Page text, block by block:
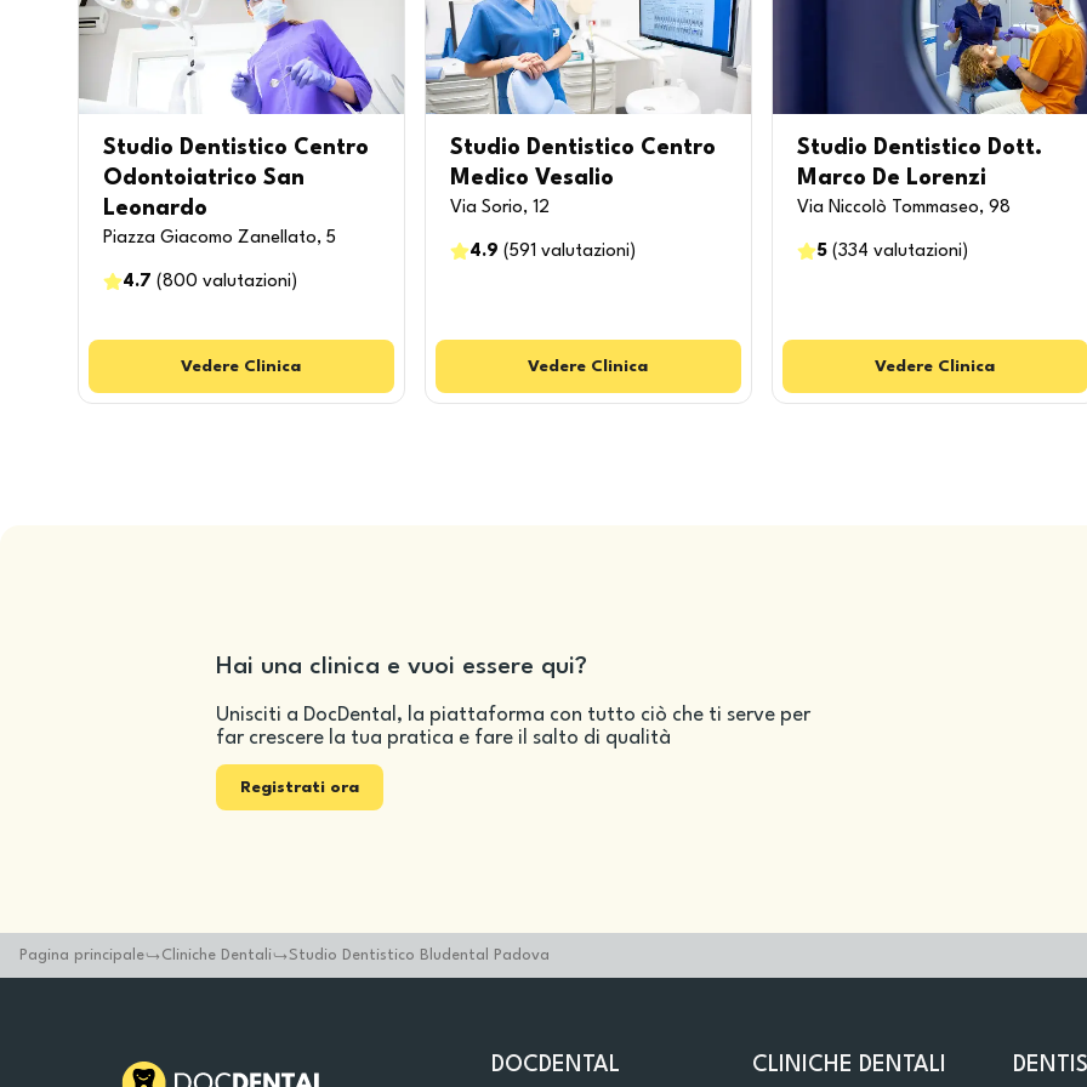
Studio Dentistico Centro
Odontoiatrico San
Leonardo
Piazza Giacomo Zanellato, 5
4.7 (800 valutazioni )
Vedere Clinica
Studio Dentistico Centro
Medico Vesalio
Via Sorio, 12
4.9 (591 valutazioni )
Vedere Clinica
Studio Dentistico Dott.
Marco De Lorenzi
Via Niccolò Tommaseo, 98
5(334 valutazioni )
Vedere Clinica
Hai una clinica e vuoi essere qui?
Unisciti a DocDental, la piattaforma con tutto ciò che ti serve per
far crescere la tua pratica e fare il salto di qualità
Registrati ora
Pagina principale Cliniche Dentali Studio Dentistico Bludental Padova
DOCDENTAL CLINICHE DENTALI